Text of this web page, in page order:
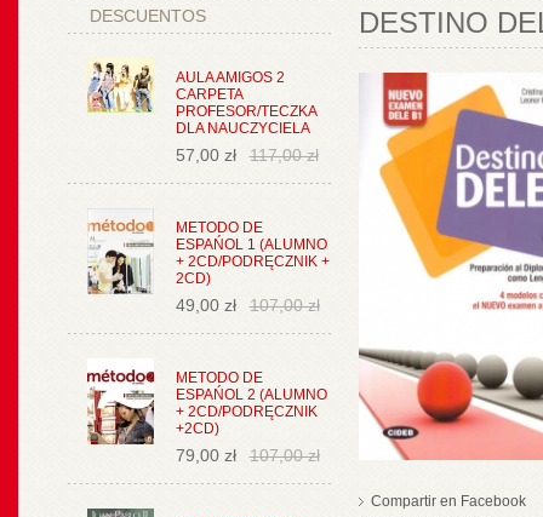
DESCUENTOS
AULA AMIGOS 2
CARPETA
PROFESOR/TECZKA
DLA NAUCZYCIELA
57,00 zł 117,00 zł
METODO DE
ESPAŃOL 1 (ALUMNO
+ 2CD/PODRĘCZNIK +
2CD)
49,00 zł 107,00 zł
METODO DE
ESPAŃOL 2 (ALUMNO
+ 2CD/PODRĘCZNIK
+2CD)
79,00 zł 107,00 zł
DESTINO
Compartir en Facebook